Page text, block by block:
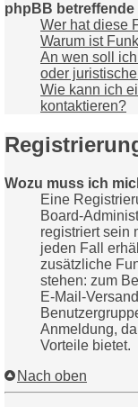
phpBB betreffende
Wer hat diese
Warum ist
An wen soll
oder
Wie kann ich
kontaktieren?
Wozu muss ich
Eine
Board-
registriert sein
jeden Fall
zusätzliche
stehen: zum
E-Mail-
Anmeldung,
Vorteile bietet.
Nach oben